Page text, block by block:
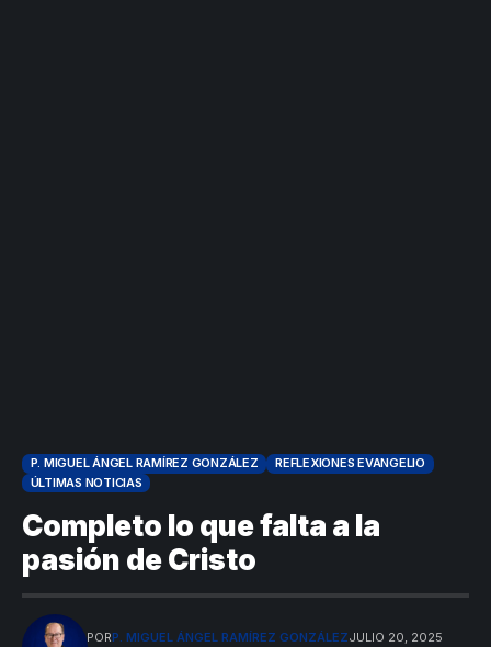
P. MIGUEL ÁNGEL RAMÍREZ GONZÁLEZ
REFLEXIONES EVANGELIO
ÚLTIMAS NOTICIAS
Completo lo que falta a la
pasión de Cristo
PORP. MIGUEL ÁNGEL RAMÍREZ GONZÁLEZJULIO 20, 2025